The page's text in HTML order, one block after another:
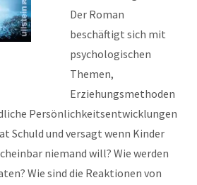
Der Roman
beschäftigt sich mit
psychologischen
Themen,
Erziehungsmethoden
Persönlichkeitsentwicklungen
Schuld und versagt wenn Kinder
niemand will? Wie werden
Wie sind die Reaktionen von